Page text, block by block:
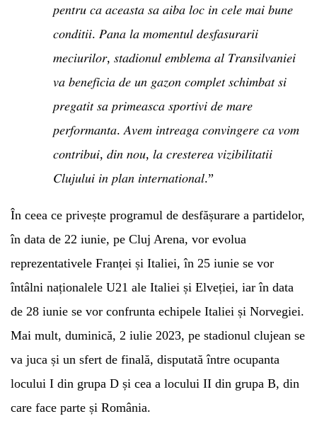
𝑝𝑒𝑛𝑡𝑟𝑢 𝑐𝑎 𝑎𝑐𝑒𝑎𝑠𝑡𝑎 𝑠𝑎 𝑎𝑖𝑏𝑎 𝑙𝑜𝑐 𝑖𝑛 𝑐𝑒𝑙𝑒 𝑚𝑎𝑖 𝑏𝑢𝑛𝑒
𝑐𝑜𝑛𝑑𝑖𝑡𝑖𝑖. 𝑃𝑎𝑛𝑎 𝑙𝑎 𝑚𝑜𝑚𝑒𝑛𝑡𝑢𝑙 𝑑𝑒𝑠𝑓𝑎𝑠𝑢𝑟𝑎𝑟𝑖𝑖
𝑚𝑒𝑐𝑖𝑢𝑟𝑖𝑙𝑜𝑟, 𝑠𝑡𝑎𝑑𝑖𝑜𝑛𝑢𝑙 𝑒𝑚𝑏𝑙𝑒𝑚𝑎 𝑎𝑙 𝑇𝑟𝑎𝑛𝑠𝑖𝑙𝑣𝑎𝑛𝑖𝑒𝑖
𝑣𝑎 𝑏𝑒𝑛𝑒𝑓𝑖𝑐𝑖𝑎 𝑑𝑒 𝑢𝑛 𝑔𝑎𝑧𝑜𝑛 𝑐𝑜𝑚𝑝𝑙𝑒𝑡 𝑠𝑐ℎ𝑖𝑚𝑏𝑎𝑡 𝑠𝑖
𝑝𝑟𝑒𝑔𝑎𝑡𝑖𝑡 𝑠𝑎 𝑝𝑟𝑖𝑚𝑒𝑎𝑠𝑐𝑎 𝑠𝑝𝑜𝑟𝑡𝑖𝑣𝑖 𝑑𝑒 𝑚𝑎𝑟𝑒
𝑝𝑒𝑟𝑓𝑜𝑟𝑚𝑎𝑛𝑡𝑎. 𝐴𝑣𝑒𝑚 𝑖𝑛𝑡𝑟𝑒𝑎𝑔𝑎 𝑐𝑜𝑛𝑣𝑖𝑛𝑔𝑒𝑟𝑒 𝑐𝑎 𝑣𝑜𝑚
𝑐𝑜𝑛𝑡𝑟𝑖𝑏𝑢𝑖, 𝑑𝑖𝑛 𝑛𝑜𝑢, 𝑙𝑎 𝑐𝑟𝑒𝑠𝑡𝑒𝑟𝑒𝑎 𝑣𝑖𝑧𝑖𝑏𝑖𝑙𝑖𝑡𝑎𝑡𝑖𝑖
𝐶𝑙𝑢𝑗𝑢𝑙𝑢𝑖 𝑖𝑛 𝑝𝑙𝑎𝑛 𝑖𝑛𝑡𝑒𝑟𝑛𝑎𝑡𝑖𝑜𝑛𝑎𝑙.”
În ceea ce privește programul de desfășurare a partidelor,
în data de 22 iunie, pe Cluj Arena, vor evolua
reprezentativele Franței și Italiei, în 25 iunie se vor
întâlni naționalele U21 ale Italiei și Elveției, iar în data
de 28 iunie se vor confrunta echipele Italiei și Norvegiei.
Mai mult, duminică, 2 iulie 2023, pe stadionul clujean se
va juca și un sfert de finală, disputată între ocupanta
locului I din grupa D și cea a locului II din grupa B, din
care face parte și România.